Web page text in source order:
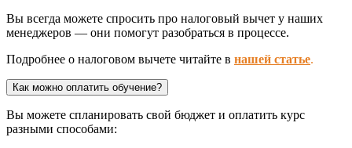
Вы всегда можете спросить про налоговый вычет у наших
менеджеров — они помогут разобраться в процессе.
Подробнее о налоговом вычете читайте в нашей статье.
Как можно оплатить обучение?
Вы можете спланировать свой бюджет и оплатить курс
разными способами: